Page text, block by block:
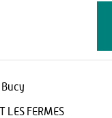
LES FERMES